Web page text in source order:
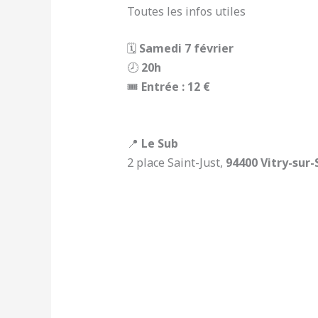
Toutes les infos utiles
🗓 Samedi 7 février
🕗 20h
🎟 Entrée : 12 €
📍 Le Sub
2 place Saint-Just, 94400 Vitry-sur-